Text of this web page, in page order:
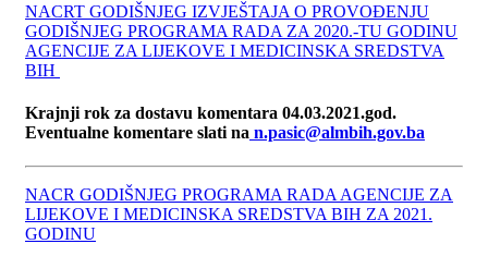
NACRT GODIŠNJEG IZVJEŠTAJA O PROVOĐENJU
GODIŠNJEG PROGRAMA RADA ZA 2020.-TU GODINU
AGENCIJE ZA LIJEKOVE I MEDICINSKA SREDSTVA
BIH
Krajnji rok za dostavu komentara 04.03.2021.god.
Eventualne komentare slati na n.pasic@almbih.gov.ba
NACR GODIŠNJEG PROGRAMA RADA AGENCIJE ZA
LIJEKOVE I MEDICINSKA SREDSTVA BIH ZA 2021.
GODINU